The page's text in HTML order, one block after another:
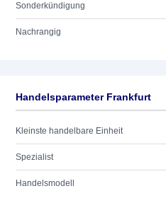
Sonderkündigung
Nachrangig
Handelsparameter Frankfurt
Kleinste handelbare Einheit
Spezialist
Handelsmodell